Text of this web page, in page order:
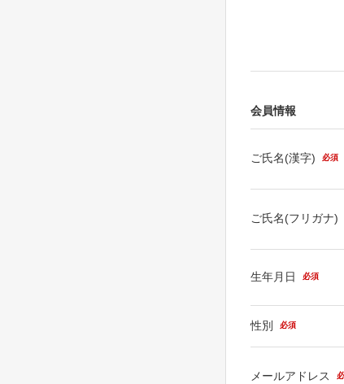
会員情報
ご氏名(漢字) 必須
ご氏名(フリガナ)
生年月日 必須
性別 必須
メールアドレス